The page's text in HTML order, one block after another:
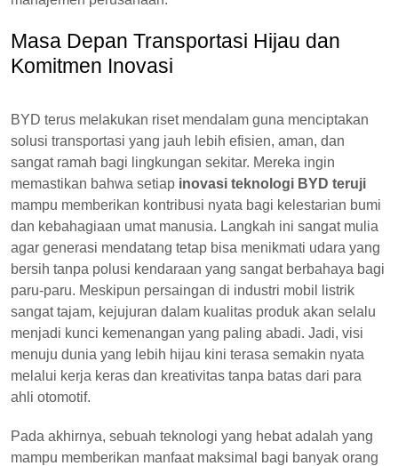
Masa Depan Transportasi Hijau dan
Komitmen Inovasi
BYD terus melakukan riset mendalam guna menciptakan
solusi transportasi yang jauh lebih efisien, aman, dan
sangat ramah bagi lingkungan sekitar. Mereka ingin
memastikan bahwa setiap inovasi teknologi BYD teruji
mampu memberikan kontribusi nyata bagi kelestarian bumi
dan kebahagiaan umat manusia. Langkah ini sangat mulia
agar generasi mendatang tetap bisa menikmati udara yang
bersih tanpa polusi kendaraan yang sangat berbahaya bagi
paru-paru. Meskipun persaingan di industri mobil listrik
sangat tajam, kejujuran dalam kualitas produk akan selalu
menjadi kunci kemenangan yang paling abadi. Jadi, visi
menuju dunia yang lebih hijau kini terasa semakin nyata
melalui kerja keras dan kreativitas tanpa batas dari para
ahli otomotif.
Pada akhirnya, sebuah teknologi yang hebat adalah yang
mampu memberikan manfaat maksimal bagi banyak orang